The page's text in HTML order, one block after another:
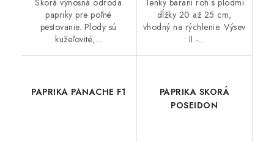
Skorá výnosná odroda
papriky pre poľné
pestovanie. Plody sú
kužeľovité,...
Tenký baraní roh s plodmi
dĺžky 20 až 25 cm,
vhodný na rýchlenie. Výsev
: II -...
PAPRIKA PANACHE F1
PAPRIKA SKORÁ
POSEIDON